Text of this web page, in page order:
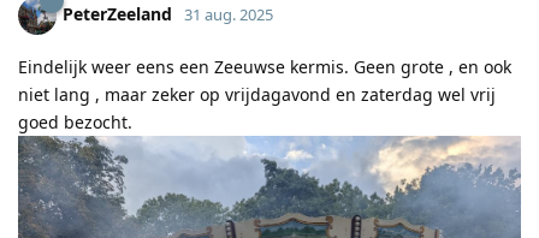
PeterZeeland 31 aug. 2025
Eindelijk weer eens een Zeeuwse kermis. Geen grote , en ook
niet lang , maar zeker op vrijdagavond en zaterdag wel vrij
goed bezocht.